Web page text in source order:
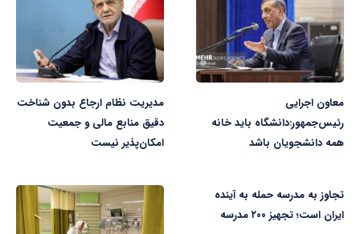
معاون اجرایی
رئیس‌جمهور:دانشگاه باید خانه
همه دانشجویان باشد
مدیریت نظام ارجاع بدون شناخت
دقیق منابع مالی و جمعیت
امکان‌پذیر نیست
تجاوز به مدرسه حمله به آینده
ایران است؛ تجهیز ۲۰۰ مدرسه